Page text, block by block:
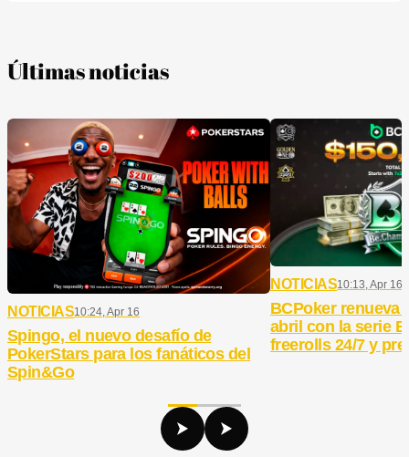
Últimas noticias
NOTICIAS10:24, Apr 16
Spingo, el nuevo desafío de
PokerStars para los fanáticos del
Spin&Go
NOTICIAS10:13, Apr 16
BCPoker renueva
abril con la serie
freerolls 24/7 y